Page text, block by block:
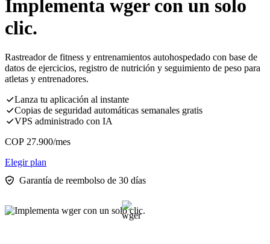
Implementa wger con un solo
clic.
Rastreador de fitness y entrenamientos autohospedado con base de
datos de ejercicios, registro de nutrición y seguimiento de peso para
atletas y entrenadores.
Lanza tu aplicación al instante
Copias de seguridad automáticas semanales gratis
VPS administrado con IA
COP 27.900/mes
Elegir plan
Garantía de reembolso de 30 días